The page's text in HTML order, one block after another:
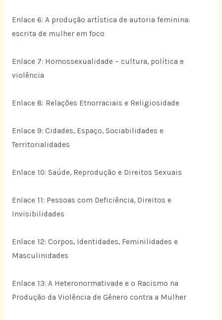
Enlace 6: A produção artística de autoria feminina:
escrita de mulher em foco
Enlace 7: Homossexualidade – cultura, política e
violência
Enlace 8: Relações Etnorraciais e Religiosidade
Enlace 9: Cidades, Espaço, Sociabilidades e
Territorialidades
Enlace 10: Saúde, Reprodução e Direitos Sexuais
Enlace 11: Pessoas com Deficiência, Direitos e
Invisibilidades
Enlace 12: Corpos, Identidades, Feminilidades e
Masculinidades
Enlace 13: A Heteronormativade e o Racismo na
Produção da Violência de Gênero contra a Mulher